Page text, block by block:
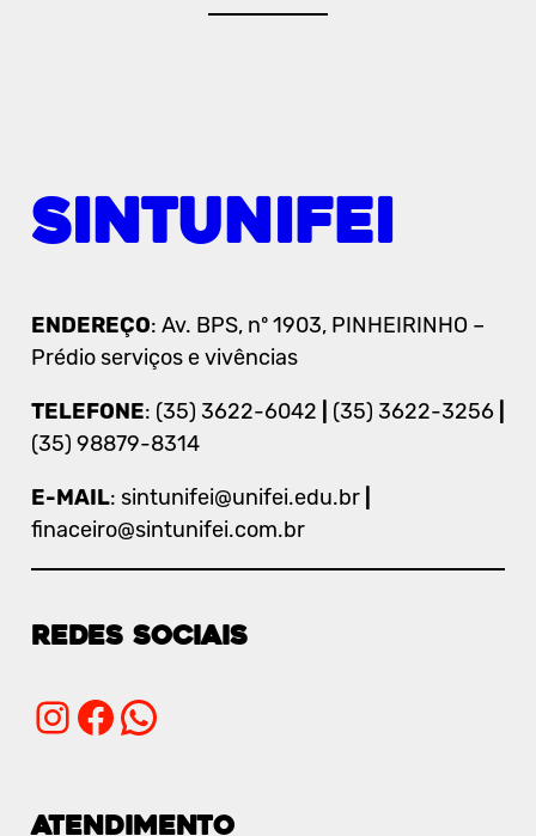
SINTUNIFEI
ENDEREÇO: Av. BPS, nº 1903, PINHEIRINHO –
Prédio serviços e vivências
TELEFONE: (35) 3622-6042 (35) 3622-3256|
(35) 98879-8314
E-MAIL: sintunifei@unifei.edu.br
finaceiro@sintunifei.com.br
REDES SOCIAIS
InstagramFacebook WhatsApp
ATENDIMENTO